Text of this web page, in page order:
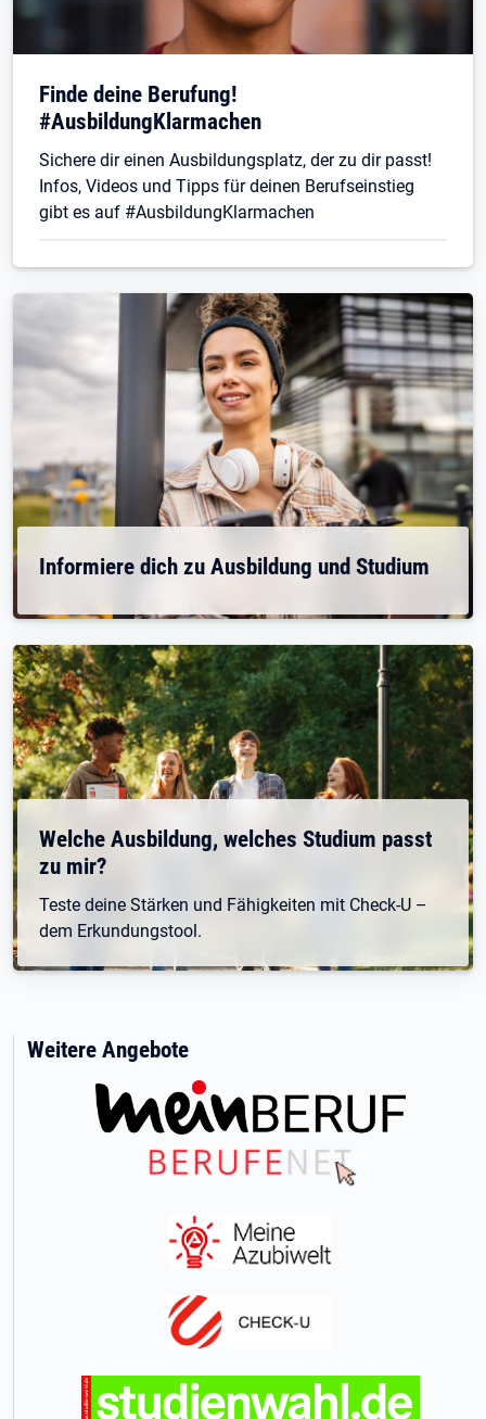
Finde deine Berufung!
#AusbildungKlarmachen
Sichere dir einen Ausbildungsplatz, der zu dir passt!
Infos, Videos und Tipps für deinen Berufseinstieg
gibt es auf #AusbildungKlarmachen
Informiere dich zu Ausbildung und Studium
Welche Ausbildung, welches Studium passt
zu mir?
Teste deine Stärken und Fähigkeiten mit Check-U –
dem Erkundungstool.
Weitere Angebote